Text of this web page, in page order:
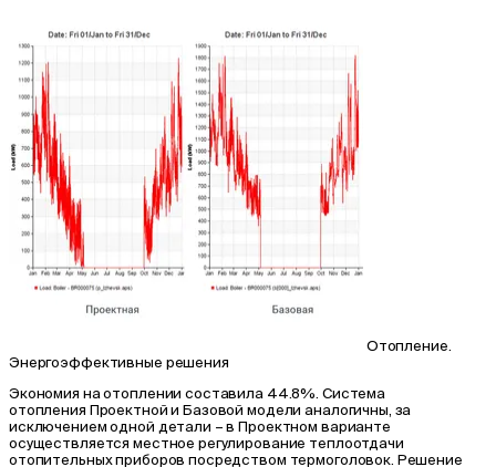
Отопление.
Энергоэффективные решения
Экономия на отоплении составила 44.8%. Система
отопления Проектной и Базовой модели аналогичны, за
исключением одной детали – в Проектном варианте
осуществляется местное регулирование теплоотдачи
отопительных приборов посредством термоголовок. Решение